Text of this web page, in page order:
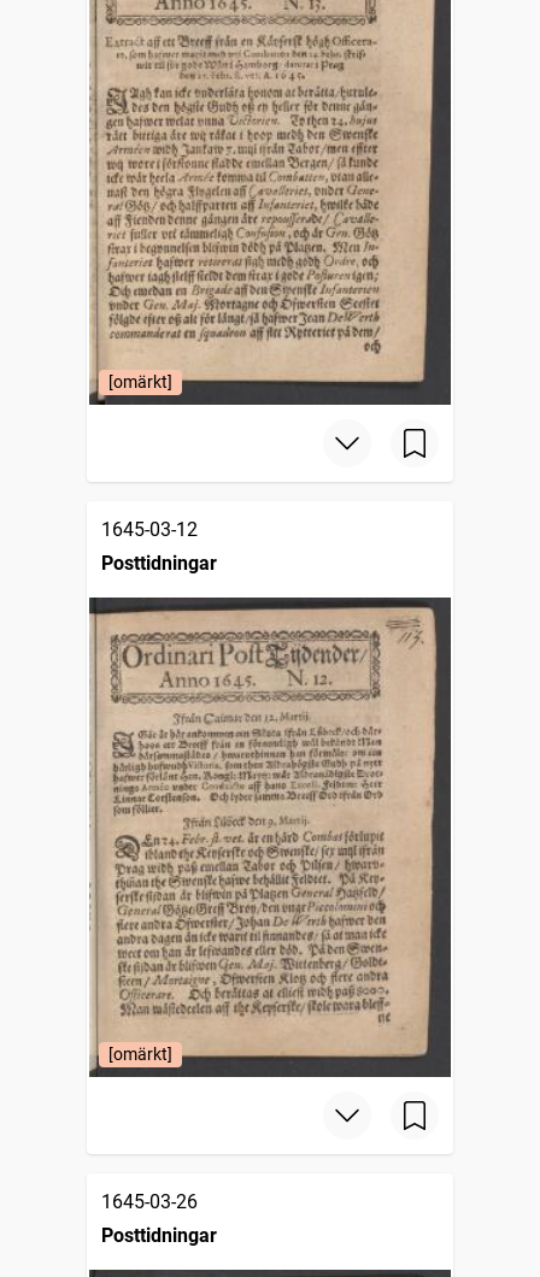
[omärkt]
1645-03-12
Posttidningar
[omärkt]
1645-03-26
Posttidningar